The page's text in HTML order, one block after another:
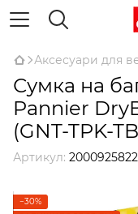
Аксесуари для
Сумка на
Pannier
(GNT-TPK-
Артикул:
−30%